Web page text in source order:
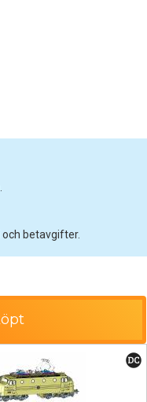
och betavgifter.